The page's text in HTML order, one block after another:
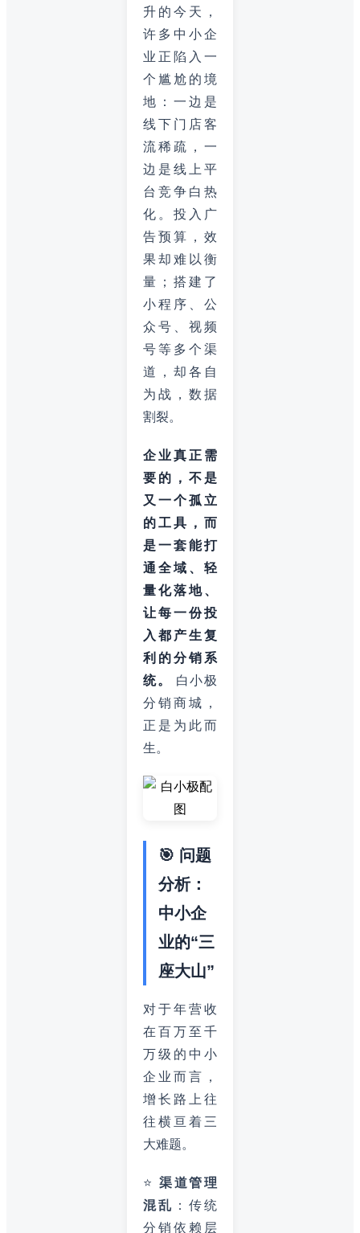
升的今天，
许多中小企
业正陷入一
个尴尬的境
地：一边是
线下门店客
流稀疏，一
边是线上平
台竞争白热
化。投入广
告预算，效
果却难以衡
量；搭建了
小程序、公
众号、视频
号等多个渠
道，却各自
为战，数据
割裂。
企业真正需
要的，不是
又一个孤立
的工具，而
是一套能打
通全域、轻
量化落地、
让每一份投
入都产生复
利的分销系
统。
白小极
分销商城，
正是为此而
生。
🎯 问题
分析：
中小企
业的“三
座大山”
对于年营收
在百万至千
万级的中小
企业而言，
增长路上往
往横亘着三
大难题。
⭐渠道管理
混乱 ：传统
分销依赖层